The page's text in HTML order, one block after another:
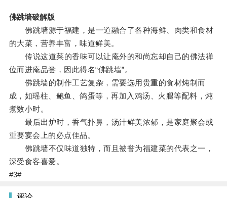
佛跳墙破解版
佛跳墙源于福建，是一道融合了各种海鲜、肉类和食材
的大菜，营养丰富，味道鲜美。
传说这道菜的香味可以让庵外的和尚忘却自己的佛法禅
位而进庵品尝，因此得名“佛跳墙”。
佛跳墙的制作工艺复杂，需要选用贵重的食材炖制而
成，如瑶柱、鲍鱼、鸽蛋等，再加入鸡汤、火腿等配料，炖
煮数小时。
最后出炉时，香气扑鼻，汤汁鲜美浓郁，是家庭聚会或
重要宴会上的必点佳品。
佛跳墙不仅味道独特，而且被誉为福建菜的代表之一，
深受食客喜爱。
#3#